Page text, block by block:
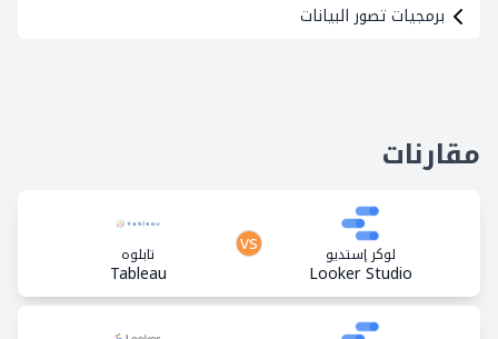
برمجيات تصور البيانات
مقارنات
لوكر إستديو
Looker Studio
تابلوه
Tableau
vs